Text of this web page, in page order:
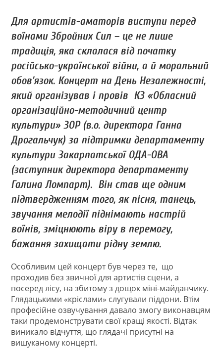
Для артистів-аматорів виступи перед
воїнами Збройних Сил – це не лише
традиція, яка склалася від початку
російсько-української війни, а й моральний
обов’язок. Концерт на День Незалежності,
який організував і провів КЗ «Обласний
організаційно-методичний центр
культури» ЗОР (в.о. директора Ганна
Дрогальчук) за підтримки департаменту
культури Закарпатської ОДА-ОВА
(заступник директора департаменту
Галина Ломпарт). Він став ще одним
підтвердженням того, як пісня, танець,
звучання мелодії піднімають настрій
воїнів, зміцнюють віру в перемогу,
бажання захищати рідну землю.
Особливим цей концерт був через те, що
проходив без звичної для артистів сцени, а
посеред лісу, на збитому з дощок міні-майданчику.
Глядацькими «кріслами» слугували піддони. Втім
професійне озвучування давало змогу виконавцям
таки продемонструвати свої кращі якості. Відтак
виникало відчуття, що глядачі присутні на
вишуканому концерті.